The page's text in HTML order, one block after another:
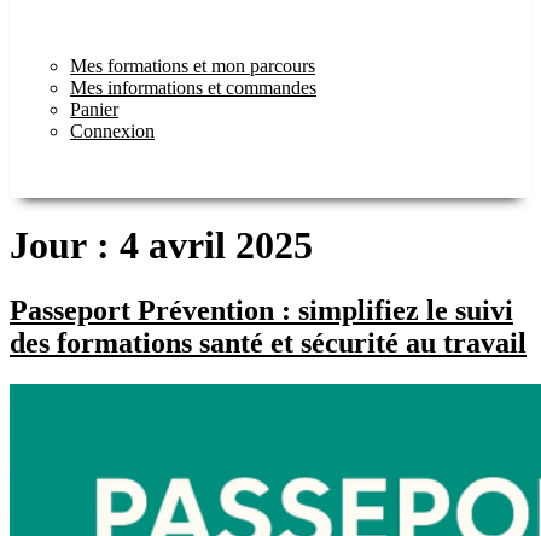
Mes formations et mon parcours
Mes informations et commandes
Panier
Connexion
Jour : 4 avril 2025
Passeport Prévention : simplifiez le suivi
des formations santé et sécurité au travail